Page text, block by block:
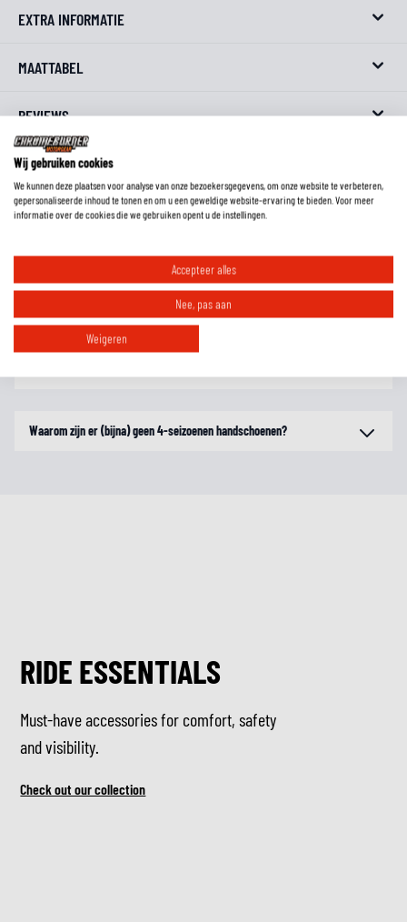
EXTRA INFORMATIE
MAATTABEL
REVIEWS
FAQ
Moet ik handschoenen met een lange schacht in of over de mouw dragen?
Waarom zijn er (bijna) geen 4-seizoenen handschoenen?
RIDE ESSENTIALS
Must-have accessories for comfort, safety
and visibility.
Check out our collection
Wij gebruiken cookies
We kunnen deze plaatsen voor analyse van onze bezoekersgegevens, om onze website te verbeteren,
gepersonaliseerde inhoud te tonen en om u een geweldige website-ervaring te bieden. Voor meer
informatie over de cookies die we gebruiken opent u de instellingen.
Accepteer alles
Nee, pas aan
Weigeren